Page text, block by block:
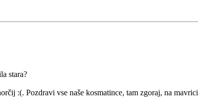
stara?
:(. Pozdravi vse naše kosmatince, tam zgoraj, na mavrici